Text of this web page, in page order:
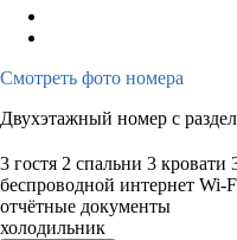
Смотреть фото номера
Двухэтажный номер с
3 гостя 2 спальни 3 кровати
беспроводной интернет Wi-
отчётные документы
холодильник